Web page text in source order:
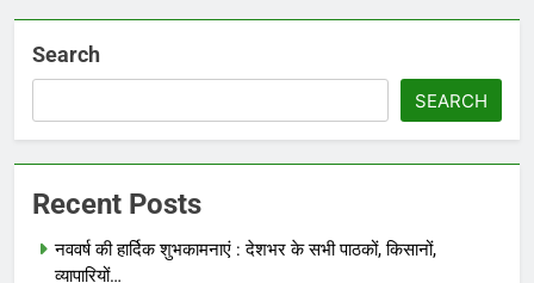
Search
SEARCH
Recent Posts
नववर्ष की हार्दिक शुभकामनाएं : देशभर के सभी पाठकों, किसानों,
व्यापारियों…